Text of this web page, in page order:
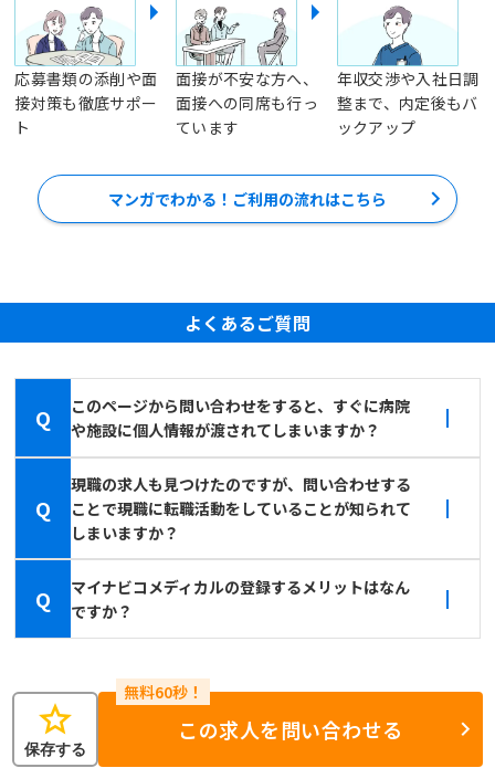
応募書類の添削や面
接対策も徹底サポー
ト
面接が不安な方へ、
面接への同席も行っ
ています
年収交渉や入社日調
整まで、内定後もバ
ックアップ
マンガでわかる！ご利用の流れはこちら
よくあるご質問
Q
このページから問い合わせをすると、すぐに病院
や施設に個人情報が渡されてしまいますか？
Q
現職の求人も見つけたのですが、問い合わせする
ことで現職に転職活動をしていることが知られて
しまいますか？
Q
マイナビコメディカルの登録するメリットはなん
ですか？
star
保存する
この求人を問い合わせる